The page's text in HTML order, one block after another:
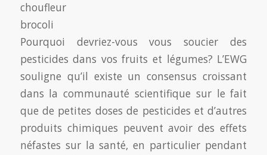
choufleur
brocoli
Pourquoi devriez-vous vous soucier des
pesticides dans vos fruits et légumes? L’EWG
souligne qu’il existe un consensus croissant
dans la communauté scientifique sur le fait
que de petites doses de pesticides et d’autres
produits chimiques peuvent avoir des effets
néfastes sur la santé, en particulier pendant